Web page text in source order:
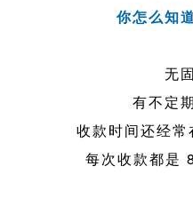
你怎么知
无
有不定
收款时间还经常
每次收款都是